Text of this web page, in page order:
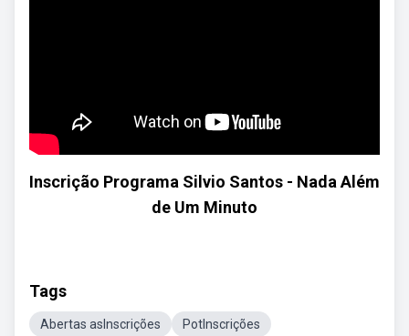
Inscrição Programa Silvio Santos - Nada Além
de Um Minuto
Tags
Abertas asInscrições
PotInscrições